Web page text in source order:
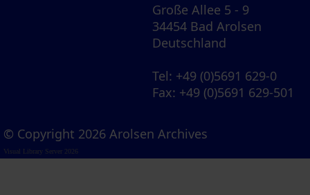
Große Allee 5 - 9
34454 Bad Arolsen
Deutschland
Tel: +49 (0)5691 629-0
Fax: +49 (0)5691 629-501
© Copyright 2026 Arolsen Archives
Visual Library Server 2026